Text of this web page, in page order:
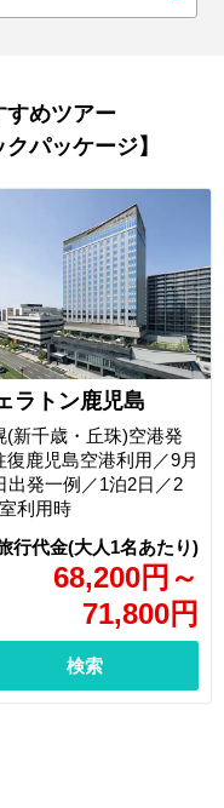
すめツアー
パッケージ】
ラトン鹿児島
68,200円 ～
71,800円
(新千歳・丘珠)空港発
復鹿児島空港利用／9月
出発一例／1泊2日／2
利用時
検索